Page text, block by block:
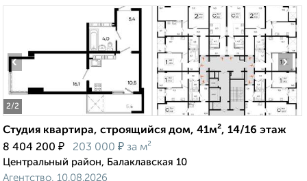
2/2
‹ ›
Студия квартира, строящийся дом, 41м², 14/16 этаж
8 404 200 ₽ 203 000 ₽ за м²
Центральный район, Балаклавская 10
Агентство, 10.08.2026